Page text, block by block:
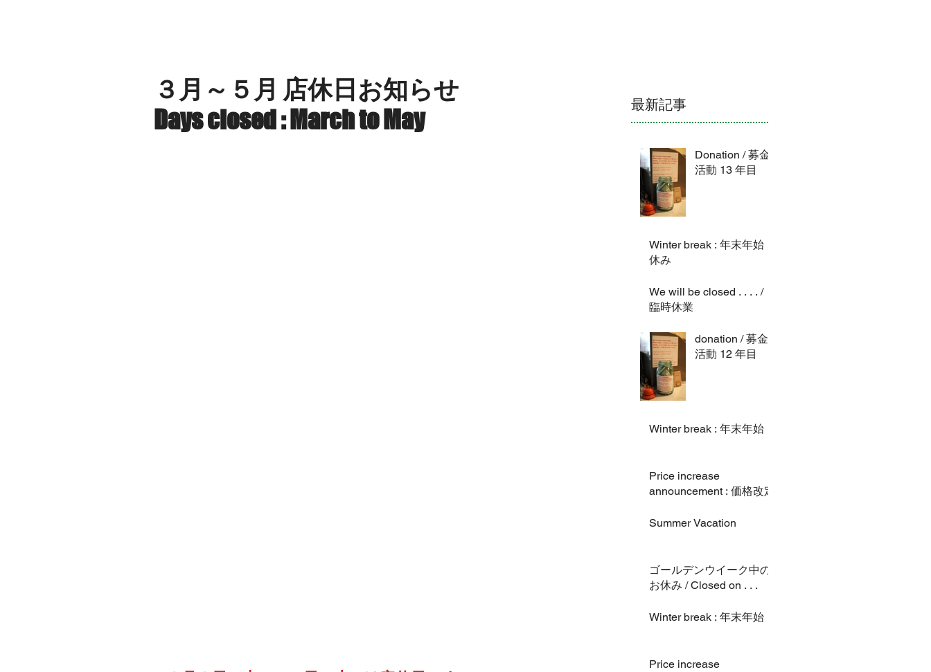
３月～５月 店休日お知らせ
Days closed : March to May
最新記事
Donation / 募金
活動 13 年目
Winter break : 年末年始
休み
We will be closed . . . . /
臨時休業
donation / 募金
活動 12 年目
Winter break : 年末年始
Price increase
announcement : 価格改定
Summer Vacation
ゴールデンウイーク中の
お休み / Closed on . . .
Winter break : 年末年始
Price increase